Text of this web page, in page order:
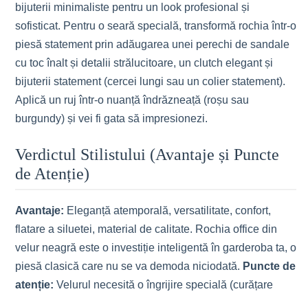
bijuterii minimaliste pentru un look profesional și
sofisticat. Pentru o seară specială, transformă rochia într-o
piesă statement prin adăugarea unei perechi de sandale
cu toc înalt și detalii strălucitoare, un clutch elegant și
bijuterii statement (cercei lungi sau un colier statement).
Aplică un ruj într-o nuanță îndrăzneață (roșu sau
burgundy) și vei fi gata să impresionezi.
Verdictul Stilistului (Avantaje și Puncte
de Atenție)
Avantaje: Eleganță atemporală, versatilitate, confort,
flatare a siluetei, material de calitate. Rochia office din
velur neagră este o investiție inteligentă în garderoba ta, o
piesă clasică care nu se va demoda niciodată. Puncte de
atenție: Velurul necesită o îngrijire specială (curățare